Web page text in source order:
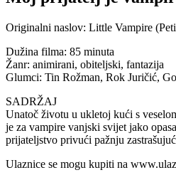
Originalni naslov: Little Vampire
Dužina filma: 85 minuta
Žanr: animirani, obiteljski, fantazija
Glumci: Tin Rožman, Rok Juričić,
SADRŽAJ
Unatoč životu u ukletoj kući s
je za vampire vanjski svijet jako
prijateljstvo privući pažnju
Ulaznice se mogu kupiti na